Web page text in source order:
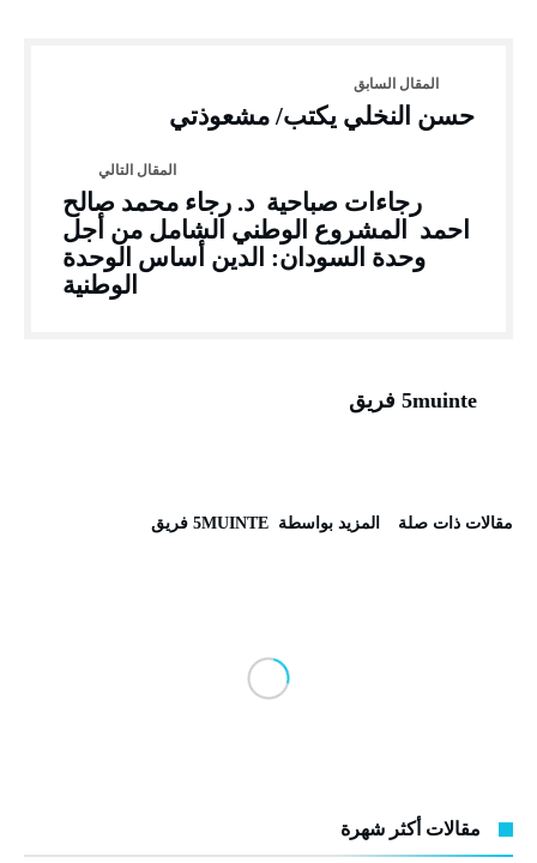
حسن النخلي يكتب/ مشعوذتي
رجاءات صباحية د. رجاء محمد صالح
احمد المشروع الوطني الشامل من أجل
وحدة السودان: الدين أساس الوحدة
الوطنية
5muinte فريق
‫مقالات ذات صلة‬ ‫‫المزيد بواسطة‬ ‬ 5MUINTE فريق
مقالات أكثر شهرة